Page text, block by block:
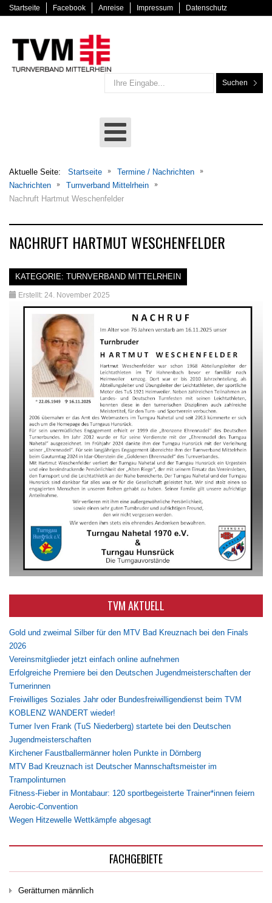
Startseite Facebook Anreise Impressum Datenschutz
Suchen
Aktuelle Seite: Startseite
Termine / Nachrichten
Nachrichten
Turnverband Mittelrhein
Nachruft Hartmut Weschenfelder
NACHRUFT HARTMUT WESCHENFELDER
KATEGORIE: TURNVERBAND MITTELRHEIN
Erstellt: 24. November 2025
TVM AKTUELL
Gold und zweimal Silber für den MTV Bad Kreuznach bei den Finals
2026
Vereinsmitglieder jetzt einfach online aufnehmen
Erfolgreiche Premiere bei den Deutschen Jugendmeisterschaften der
Turnerinnen
Freiwilliges Soziales Jahr oder Bundesfreiwilligendienst beim TVM
KOBLENZ WANDERT wieder!
Turner Iven Frank (TuS Niederberg) startete bei den Deutschen
Jugendmeisterschaften
Kirchener Faustballermänner holen Punkte in Dörnberg
MTV Bad Kreuznach ist Deutscher Mannschaftsmeister im
Trampolinturnen
Fitness-Fieber in Montabaur: 120 sportbegeisterte Trainer*innen feiern
Aerobic-Convention
Wegen Hitzewelle Wettkämpfe abgesagt
FACHGEBIETE
Gerätturnen männlich